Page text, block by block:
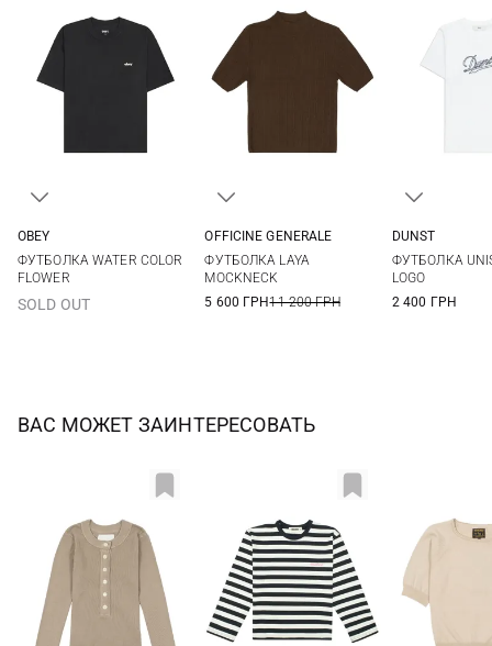
OBEY
ФУТБОЛКА WATER COLOR
FLOWER
SOLD OUT
OFFICINE GENERALE
ФУТБОЛКА LAYA
MOCKNECK
5 600 ГРН11 200 ГРН
DUNST
ФУТБОЛКА
LOGO
2 400 ГРН
ВАС МОЖЕТ ЗАИНТЕРЕСОВАТЬ